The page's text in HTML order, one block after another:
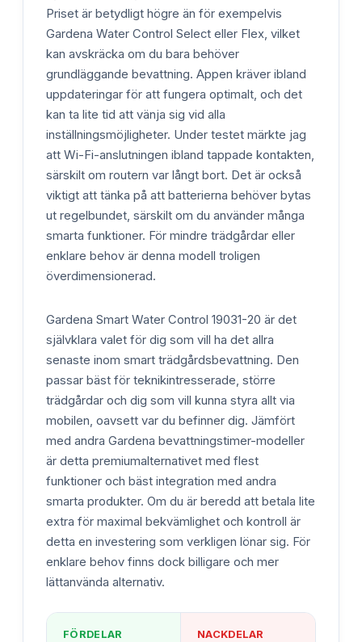
Priset är betydligt högre än för exempelvis
Gardena Water Control Select eller Flex, vilket
kan avskräcka om du bara behöver
grundläggande bevattning. Appen kräver ibland
uppdateringar för att fungera optimalt, och det
kan ta lite tid att vänja sig vid alla
inställningsmöjligheter. Under testet märkte jag
att Wi-Fi-anslutningen ibland tappade kontakten,
särskilt om routern var långt bort. Det är också
viktigt att tänka på att batterierna behöver bytas
ut regelbundet, särskilt om du använder många
smarta funktioner. För mindre trädgårdar eller
enklare behov är denna modell troligen
överdimensionerad.
Gardena Smart Water Control 19031-20 är det
självklara valet för dig som vill ha det allra
senaste inom smart trädgårdsbevattning. Den
passar bäst för teknikintresserade, större
trädgårdar och dig som vill kunna styra allt via
mobilen, oavsett var du befinner dig. Jämfört
med andra Gardena bevattningstimer-modeller
är detta premiumalternativet med flest
funktioner och bäst integration med andra
smarta produkter. Om du är beredd att betala lite
extra för maximal bekvämlighet och kontroll är
detta en investering som verkligen lönar sig. För
enklare behov finns dock billigare och mer
lättanvända alternativ.
FÖRDELAR NACKDELAR